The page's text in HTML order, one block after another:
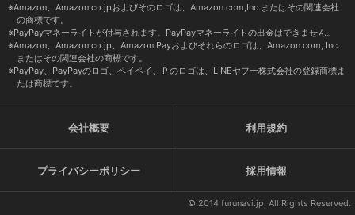
Amazon、Amazon.co.jpおよびそのロゴは、Amazon.com,Inc.またはその関連会社
の商標です。
PayPayマネーライトが付与されます。PayPayマネーライトの出金はできません。
Amazon、Amazon.co.jp、Amazon Payおよびそれらのロゴは、Amazon.com, Inc.
またはその関連会社の商標です。
PayPay、PayPayのロゴ、ペイペイ、Ｐのロゴは、LINEヤフー株式会社の登録商標ま
たは商標です。
会社概要 利用規約
プライバシーポリシー 採用情報
© 2014 furunavi.jp, All Rights Reserved.